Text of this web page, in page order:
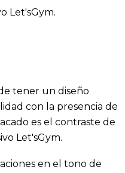
Let'sGym.
tener un diseño
con la presencia de
es el contraste de
Let'sGym.
en el tono de